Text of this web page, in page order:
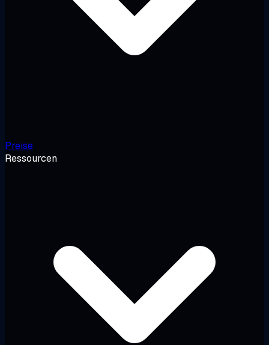
Preise
Ressourcen